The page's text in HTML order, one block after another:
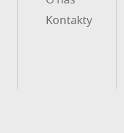
Kontakty